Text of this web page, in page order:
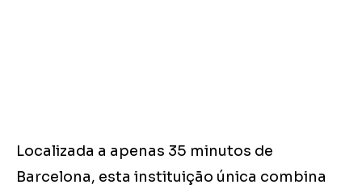
Localizada a apenas 35 minutos de
Barcelona, esta instituição única combina